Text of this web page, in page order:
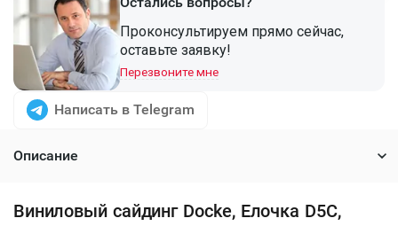
Проконсультируем прямо сейчас,
оставьте заявку!
Перезвоните мне
Написать в Telegram
Описание
Виниловый сайдинг Docke, Елочка D5C,